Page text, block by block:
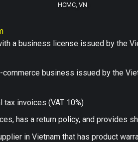
HCMC, VN
a business license issued by the
business issued by the
tax invoices (VAT 10%)
has a return policy, and provides
in Vietnam that has product